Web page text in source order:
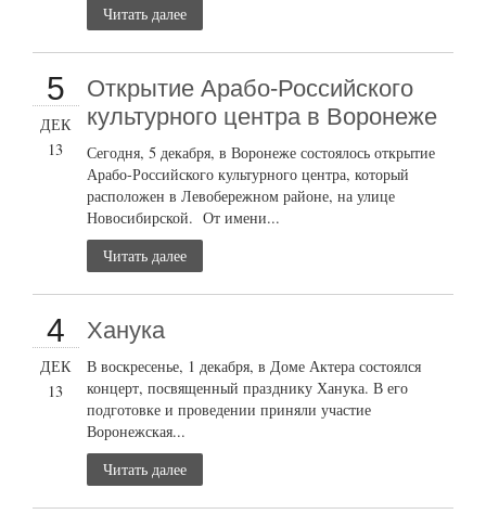
Читать далее
5
ДЕК
13
Открытие Арабо-Российского
культурного центра в Воронеже
Сегодня, 5 декабря, в Воронеже состоялось открытие
Арабо-Российского культурного центра, который
расположен в Левобережном районе, на улице
Новосибирской. От имени...
Читать далее
4
ДЕК
13
Ханука
В воскресенье, 1 декабря, в Доме Актера состоялся
концерт, посвященный празднику Ханука. В его
подготовке и проведении приняли участие
Воронежская...
Читать далее